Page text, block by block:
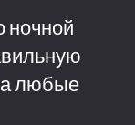
ночной
любые